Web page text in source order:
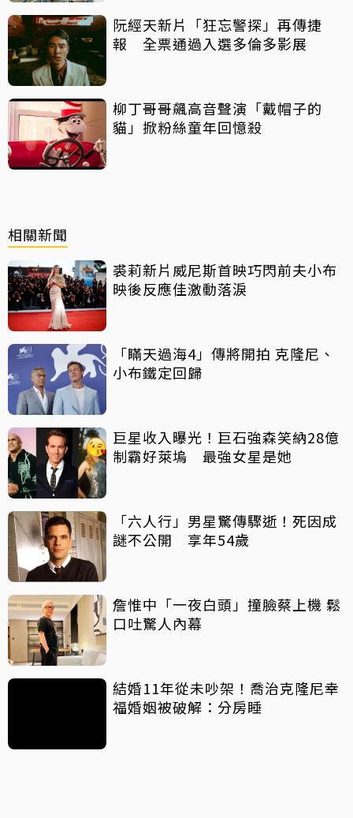
阮經天新片「狂忘警探」再傳捷
報 全票通過入選多倫多影展
柳丁哥哥飆高音聲演「戴帽子的
貓」掀粉絲童年回憶殺
相關新聞
裘莉新片威尼斯首映巧閃前夫小布
映後反應佳激動落淚
「瞞天過海4」傳將開拍 克隆尼、
小布鐵定回歸
巨星收入曝光！巨石強森笑納28億
制霸好萊塢 最強女星是她
「六人行」男星驚傳驟逝！死因成
謎不公開 享年54歲
詹惟中「一夜白頭」撞臉蔡上機 鬆
口吐驚人內幕
結婚11年從未吵架！喬治克隆尼幸
福婚姻被破解：分房睡